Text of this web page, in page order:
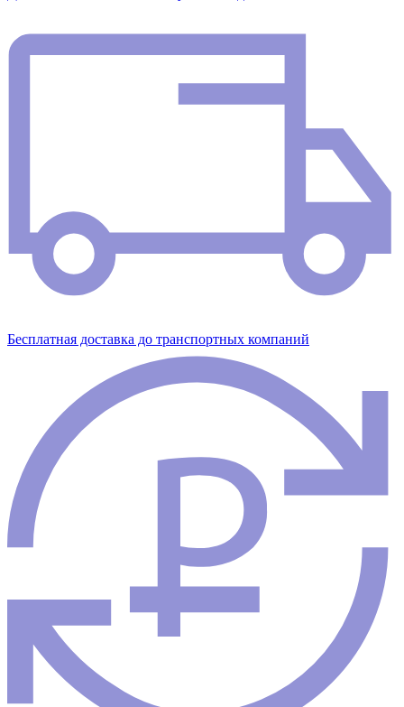
Бесплатная доставка до транспортных компаний